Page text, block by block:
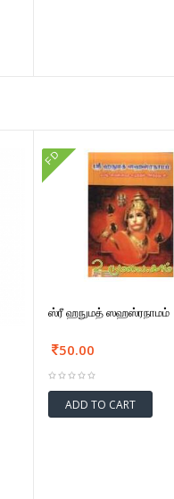
FD
ஸ்ரீ ஹநுமத் ஸஹஸ்ரநாமம்
50.00
ADD TO CART